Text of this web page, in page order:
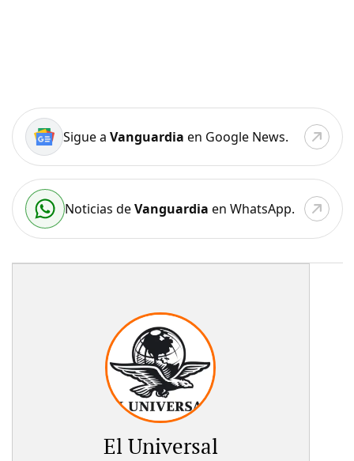
Sigue a Vanguardia en Google News.
Noticias deVanguardia en WhatsApp.
El Universal